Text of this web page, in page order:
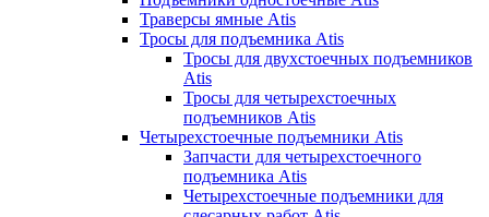
Траверсы ямные Atis
Тросы для подъемника Atis
Тросы для двухстоечных подъемников
Atis
Тросы для четырехстоечных
подъемников Atis
Четырехстоечные подъемники Atis
Запчасти для четырехстоечного
подъемника Atis
Четырехстоечные подъемники для